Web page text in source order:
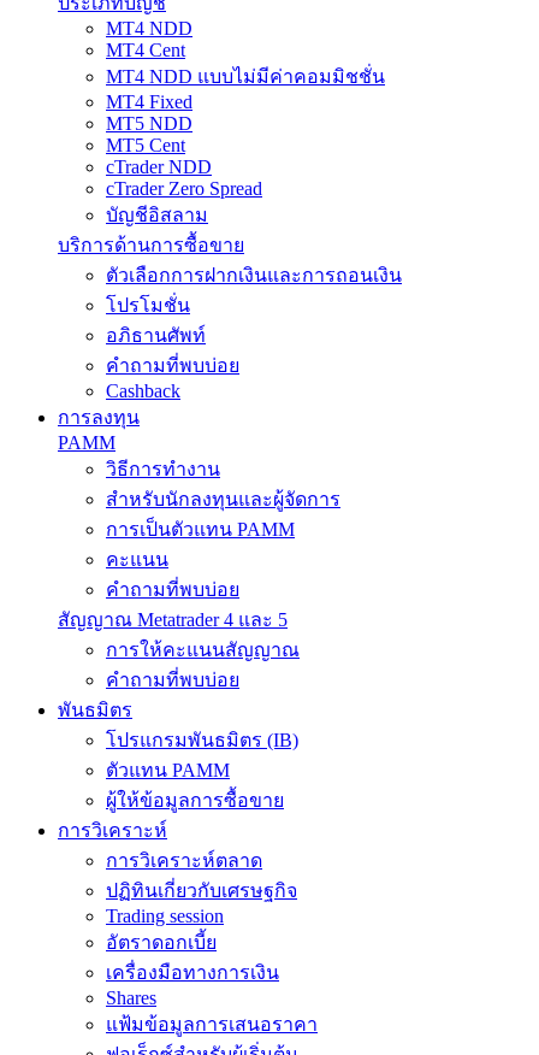
MT4 NDD
MT4 Cent
MT4 NDD แบบไม่มีค่าคอมมิชชั่น
MT4 Fixed
MT5 NDD
MT5 Cent
cTrader NDD
cTrader Zero Spread
บัญชีอิสลาม
บริการด้านการซื้อขาย
ตัวเลือกการฝากเงินและการถอนเงิน
โปรโมชั่น
อภิธานศัพท์
คำถามที่พบบ่อย
Cashback
การลงทุน
PAMM
วิธีการทำงาน
สำหรับนักลงทุนและผู้จัดการ
การเป็นตัวแทน PAMM
คะแนน
คำถามที่พบบ่อย
สัญญาณ Metatrader 4 และ 5
การให้คะแนนสัญญาณ
คำถามที่พบบ่อย
พันธมิตร
โปรแกรมพันธมิตร (IB)
ตัวแทน PAMM
ผู้ให้ข้อมูลการซื้อขาย
การวิเคราะห์
การวิเคราะห์ตลาด
ปฏิทินเกี่ยวกับเศรษฐกิจ
Trading session
อัตราดอกเบี้ย
เครื่องมือทางการเงิน
Shares
แฟ้มข้อมูลการเสนอราคา